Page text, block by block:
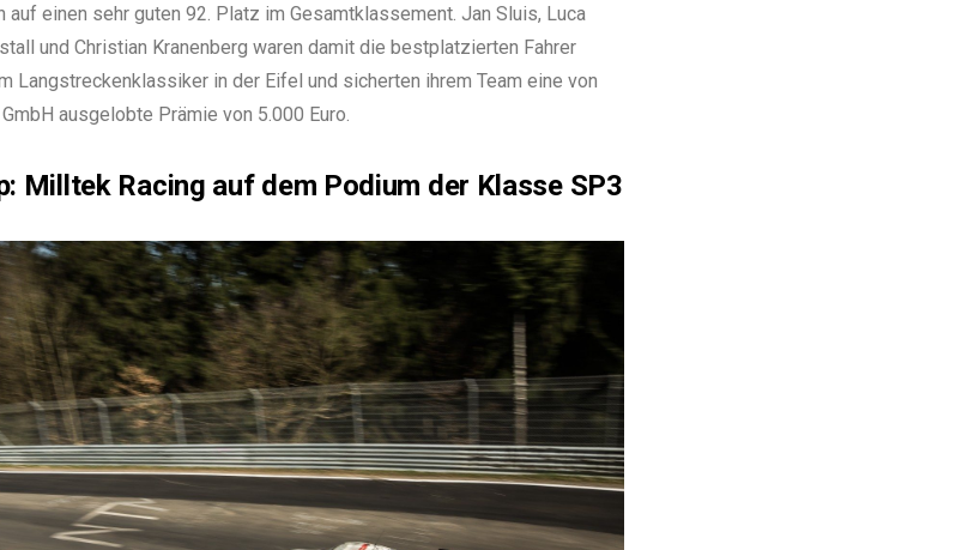
auf einen sehr guten 92. Platz im Gesamtklassement. Jan Sluis, Luca
und Christian Kranenberg waren damit die bestplatzierten Fahrer
Langstreckenklassiker in der Eifel und sicherten ihrem Team eine von
ausgelobte Prämie von 5.000 Euro.
Milltek Racing auf dem Podium der Klasse SP3